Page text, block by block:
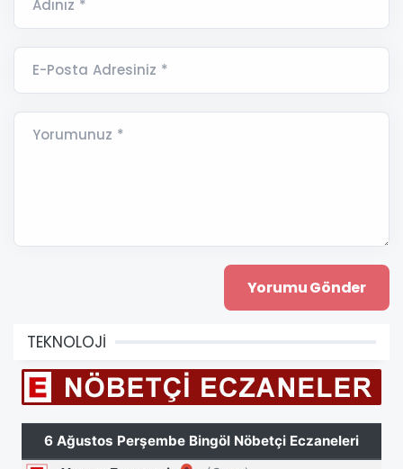
Adınız *
E-Posta Adresiniz *
Yorumunuz *
TEKNOLOJİ